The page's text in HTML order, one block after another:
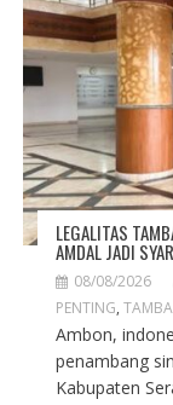
LEGALITAS
AMDAL JADI
08/08/2026
PENTING,
Ambon,
penambang
Kabupaten